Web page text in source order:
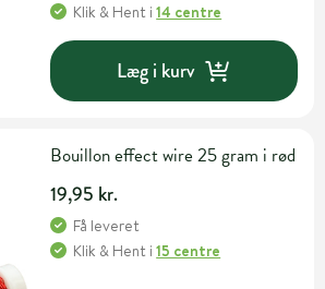
Klik & Hent i14 centre
Læg i kurv
Bouillon effect wire 25 gram i rød
19,95 kr.
Få leveret
Klik & Hent i15 centre